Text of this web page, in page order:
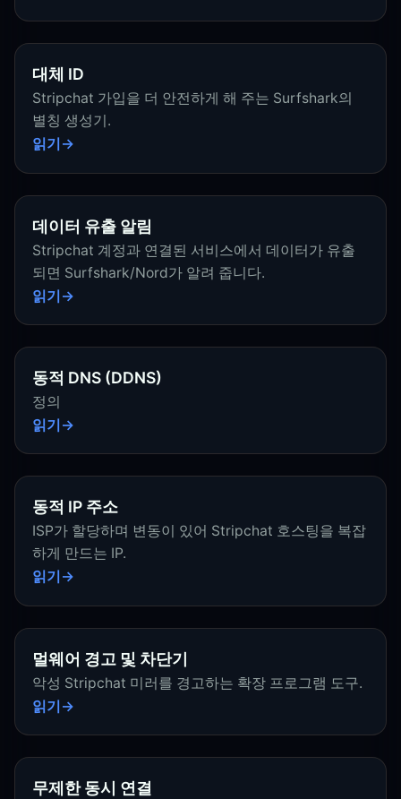
대체 ID
Stripchat 가입을 더 안전하게 해 주는 Surfshark의
별칭 생성기.
읽기
데이터 유출 알림
Stripchat 계정과 연결된 서비스에서 데이터가 유출
되면 Surfshark/Nord가 알려 줍니다.
읽기
동적 DNS (DDNS)
정의
읽기
동적 IP 주소
ISP가 할당하며 변동이 있어 Stripchat 호스팅을 복잡
하게 만드는 IP.
읽기
멀웨어 경고 및 차단기
악성 Stripchat 미러를 경고하는 확장 프로그램 도구.
읽기
무제한 동시 연결